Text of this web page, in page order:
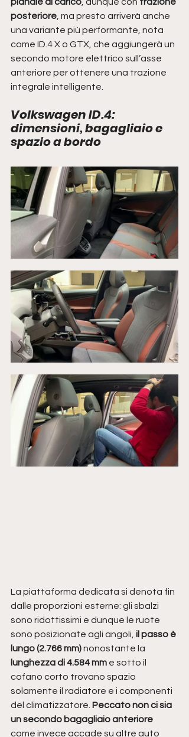
posteriore , ma presto arriverà anche
una variante più performante, nota
come ID.4 X o GTX, che aggiungerà un
secondo motore elettrico sull’asse
anteriore per ottenere una trazione
integrale intelligente.
Volkswagen ID.4:
dimensioni, bagagliaio e
spazio a bordo
La piattaforma dedicata si denota fin
dalle proporzioni esterne: gli sbalzi
sono ridottissimi e dunque le ruote
sono posizionate agli angoli, il passo è
lungo (2.766 mm) nonostante la
lunghezza di 4.584 mm e sotto il
cofano corto trovano spazio
solamente il radiatore e i componenti
del climatizzatore. Peccato non ci sia
un secondo bagagliaio anteriore
come invece accade su altre auto